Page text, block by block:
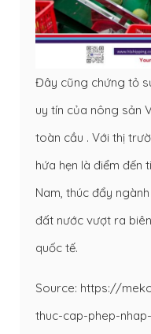
Đây cũng chứng tỏ
uy tín của nông sản
toàn cầu . Với thị
hứa hẹn là điểm đến
Nam, thúc đẩy
đất nước vượt ra
quốc tế.
Source: https://
thuc-cap-phep-